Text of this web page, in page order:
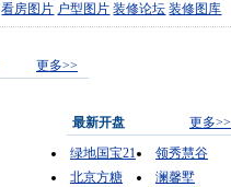
看房图片 户型图片 装修论坛 装修图库
更多>>
最新开盘
更多>>
绿地国宝21
领秀慧谷
北京方糖
澜馨墅